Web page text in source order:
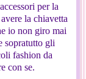
per la
la chiavetta
io non giro mai
sopratutto gli
fashion da
con se.